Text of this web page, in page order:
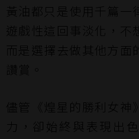
黃油都只是使用千篇
遊戲性這回事淡化，不
而是選擇去做其他方
讚賞。
儘管《煌星的勝利女神
力，卻始終與表現出